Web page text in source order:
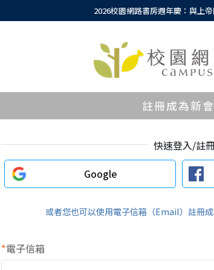
2026校園網路書房週年慶：與上
註冊成為新
快速登入/註冊
Google
或者您也可以使用電子信箱（Email）註冊
*電子信箱